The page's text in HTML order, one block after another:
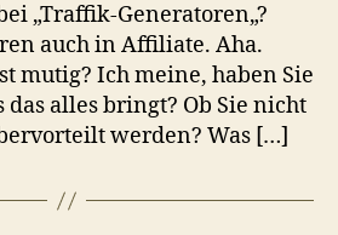
„Traffik-Generatoren„?
auch in Affiliate. Aha.
mutig? Ich meine, haben Sie
das alles bringt? Ob Sie nicht
werden? Was […]